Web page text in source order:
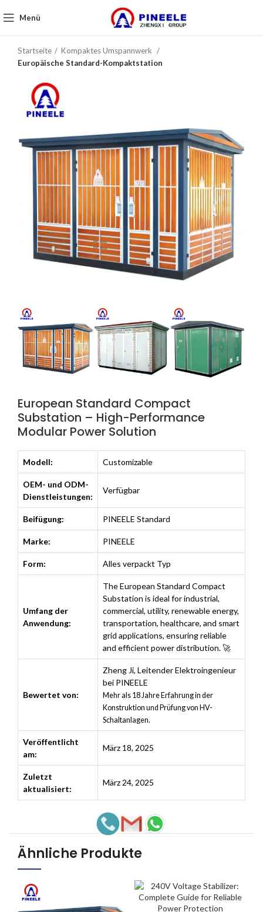
Menü
Startseite
Kompaktes Umspannwerk
Europäische Standard-Kompaktstation
European Standard Compact
Substation – High-Performance
Modular Power Solution
Modell: Customizable
OEM- und ODM-
Dienstleistungen:
Verfügbar
Beifügung: PINEELE Standard
Marke: PINEELE
Form: Alles verpackt Typ
Umfang der
Anwendung:
The European Standard Compact
Substation is ideal for industrial,
commercial, utility, renewable energy,
transportation, healthcare, and smart
grid applications, ensuring reliable
and efficient power distribution. 🚀
Bewertet von:
Zheng Ji, Leitender Elektroingenieur
bei PINEELE
Mehr als 18 Jahre Erfahrung in der
Konstruktion und Prüfung von HV-
Schaltanlagen.
Veröffentlicht
am:
März 18, 2025
Zuletzt
aktualisiert:
März 24, 2025
Ähnliche Produkte